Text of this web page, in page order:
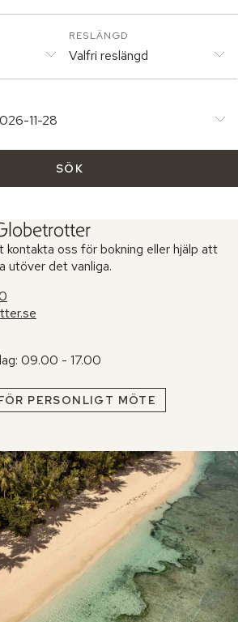
RESLÄNGD
Valfri reslängd
11-28
SÖK
kontakta oss för bokning eller hjälp att
utöver det vanliga.
09.00 - 17.00
PERSONLIGT MÖTE